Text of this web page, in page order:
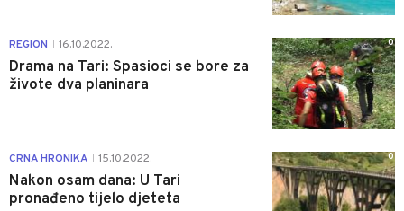
REGION 16.10.2022.
Drama na Tari: Spasioci se bore za
živote dva planinara
0
CRNA HRONIKA 15.10.2022.
Nakon osam dana: U Tari
pronađeno tijelo djeteta
0